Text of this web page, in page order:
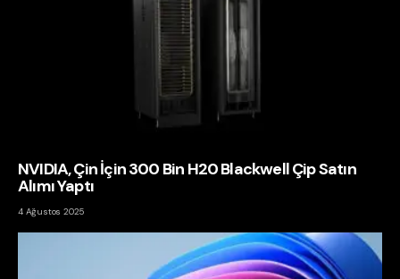
NVIDIA, Çin İçin 300 Bin H20 Blackwell Çip Satın
Alımı Yaptı
4 Ağustos 2025